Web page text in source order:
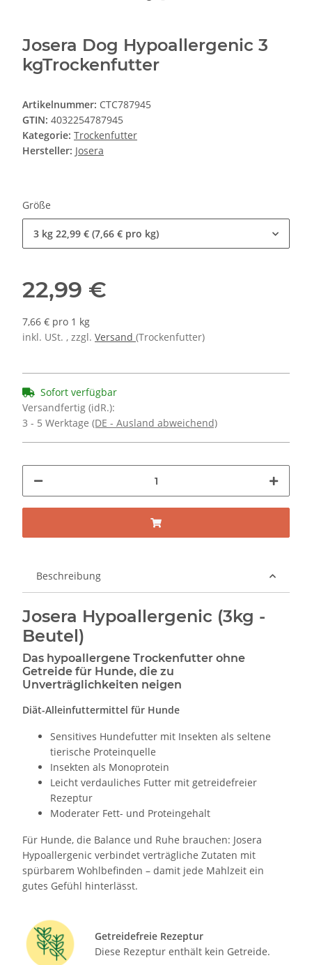
Josera Dog Hypoallergenic 3
kgTrockenfutter
Artikelnummer: CTC787945
GTIN: 4032254787945
Kategorie: Trockenfutter
Hersteller: Josera
Größe
3 kg 22,99 € (7,66 € pro kg)
22,99 €
7,66 € pro 1 kg
inkl. USt. , zzgl. Versand (Trockenfutter)
Sofort verfügbar
Versandfertig (idR.):
3 - 5 Werktage (DE - Ausland abweichend)
Beschreibung
Josera Hypoallergenic (3kg -
Beutel)
Das hypoallergene Trockenfutter ohne
Getreide für Hunde, die zu
Unverträglichkeiten neigen
Diät-Alleinfuttermittel für Hunde
Sensitives Hundefutter mit Insekten als seltene
tierische Proteinquelle
Insekten als Monoprotein
Leicht verdauliches Futter mit getreidefreier
Rezeptur
Moderater Fett- und Proteingehalt
Für Hunde, die Balance und Ruhe brauchen: Josera
Hypoallergenic verbindet verträgliche Zutaten mit
spürbarem Wohlbefinden – damit jede Mahlzeit ein
gutes Gefühl hinterlässt.
Getreidefreie Rezeptur
Diese Rezeptur enthält kein Getreide.